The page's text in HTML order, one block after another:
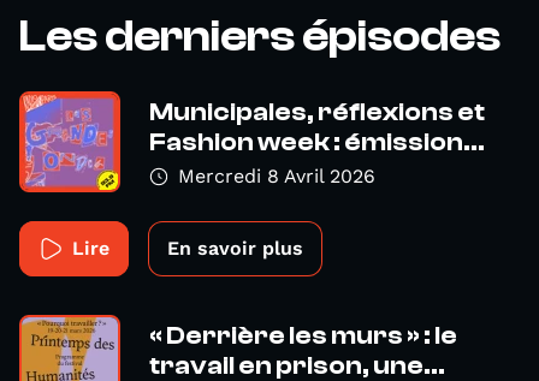
Les derniers épisodes
Municipales, réflexions et
Fashion week : émission...
Mercredi 8 Avril 2026
Lire En savoir plus
« Derrière les murs » : le
travail en prison, une...